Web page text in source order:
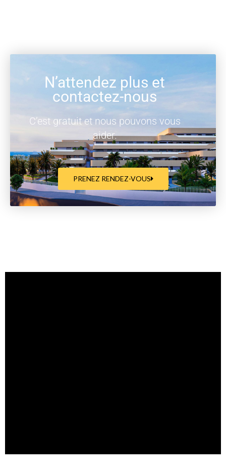
N’attendez plus et
contactez-nous
C’est gratuit et nous pouvons vous
aider.
PRENEZ RENDEZ-VOUS